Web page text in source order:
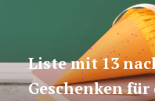
Liste mit 13
Geschenken